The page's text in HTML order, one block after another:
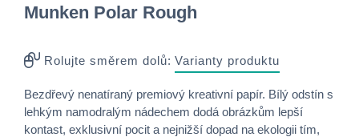
Munken Polar Rough
Rolujte směrem dolů: Varianty produktu
Bezdřevý nenatíraný premiový kreativní papír. Bílý odstín s
lehkým namodralým nádechem dodá obrázkům lepší
kontast, exklusivní pocit a nejnižší dopad na ekologii tím,